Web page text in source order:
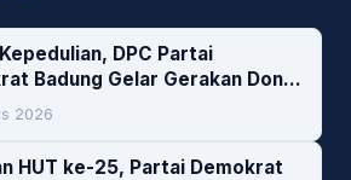
DPC Partai
Badung Gelar Gerakan Donor
2026
HUT ke-25, Partai Demokrat